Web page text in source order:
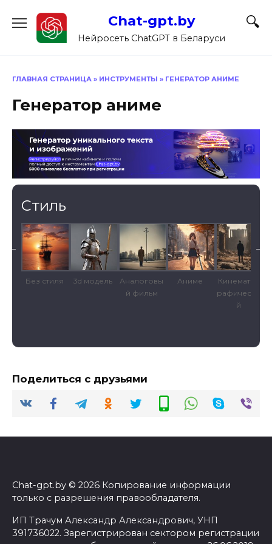
содержанию
Chat-gpt.by
Нейросеть ChatGPT в Беларуси
ГЛАВНАЯ СТРАНИЦА » ИНСТРУМЕНТЫ » ГЕНЕРАТОР АНИМЕ
Генератор аниме
Стиль
Без стиля 3d модель
Аналоговы
й фильм
Аниме
Кинематог
рафически
й
Поделиться с друзьями
Chat-gpt.by © 2026 Копирование информации
только с разрешения правообладателя.
ИП Трачум Александр Александрович, УНП
391736022. Зарегистрирован сектором регистрации